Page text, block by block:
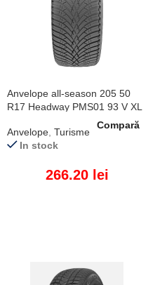
Anvelope all-season 205 50
R17 Headway PMS01 93 V XL
Anvelope Turisme
In stock
266.20 lei
Compară